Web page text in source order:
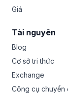
Giá
Tài nguyên
Blog
Cơ sở tri thức
Exchange
Công cụ chuyển